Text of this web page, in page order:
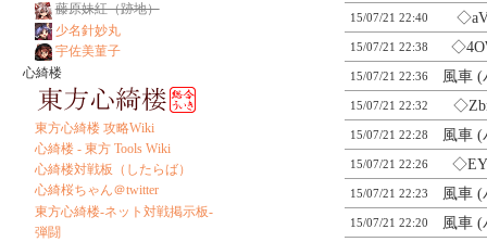
15/07/21 22:40
15/07/21 22:38
15/07/21 22:36 風車
15/07/21 22:32
15/07/21 22:28 風車
15/07/21 22:26
15/07/21 22:23 風車
15/07/21 22:20 風車
藤原妹紅（跡地）
少名針妙丸
宇佐美菫子
心綺楼
東方心綺楼 攻略Wiki
心綺楼 - 東方 Tools Wiki
心綺楼対戦板（したらば）
心綺桜ちゃん＠twitter
東方心綺楼-ネット対戦掲示板-
弾闘